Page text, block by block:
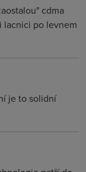
cdma
lacnici po levnem
je to solidní